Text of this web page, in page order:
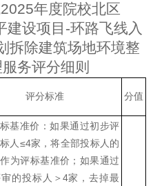
年度院校北区
建设项目-环路飞线入
拆除建筑场地环境整
务评分细则
评分标准 分值
基准价：如果通过初步评
人≤4家，将全部投标人的
为评标基准价；如果通过
的投标人＞4家，去掉最